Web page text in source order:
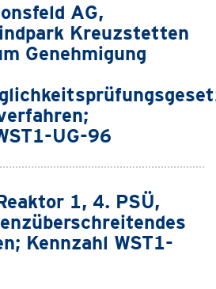
AG,
Kreuzstetten
Genehmigung
UG-96
1, 4. PSÜ,
Kennzahl WST1-